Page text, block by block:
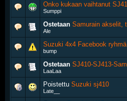
Onko kukaan vaihtanut
Sumppi
Ostetaan Samurain akselit,
Ale
Suzuki 4x4 Facebook ryhmä
bump
Ostetaan SJ410-SJ413-
LaaLaa
Poistettu Suzuki sj410
Late__